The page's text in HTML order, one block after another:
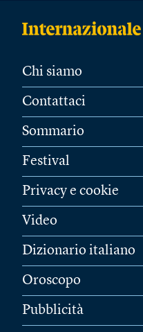
Chi siamo
Contattaci
Sommario
Festival
Privacy e cookie
Video
Dizionario italiano
Oroscopo
Pubblicità